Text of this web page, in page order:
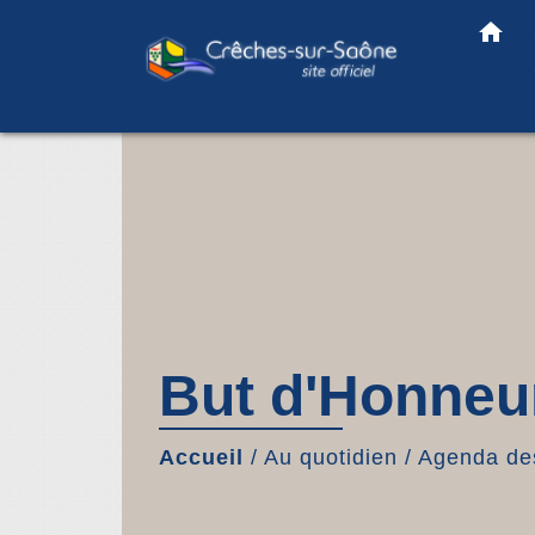
home
But
Accueil / Au quotidien / Agenda